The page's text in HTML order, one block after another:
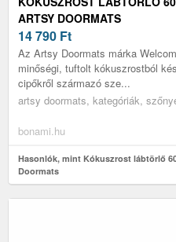
ARTSY DOORMATS
14 790 Ft
Az Artsy Doormats márka
minőségi, tuftolt kókuszrostból
cipőkről származó sze...
artsy doormats, kategóriák,
bonami.hu
Hasonlók, mint Kókuszrost lábtörlő
Doormats